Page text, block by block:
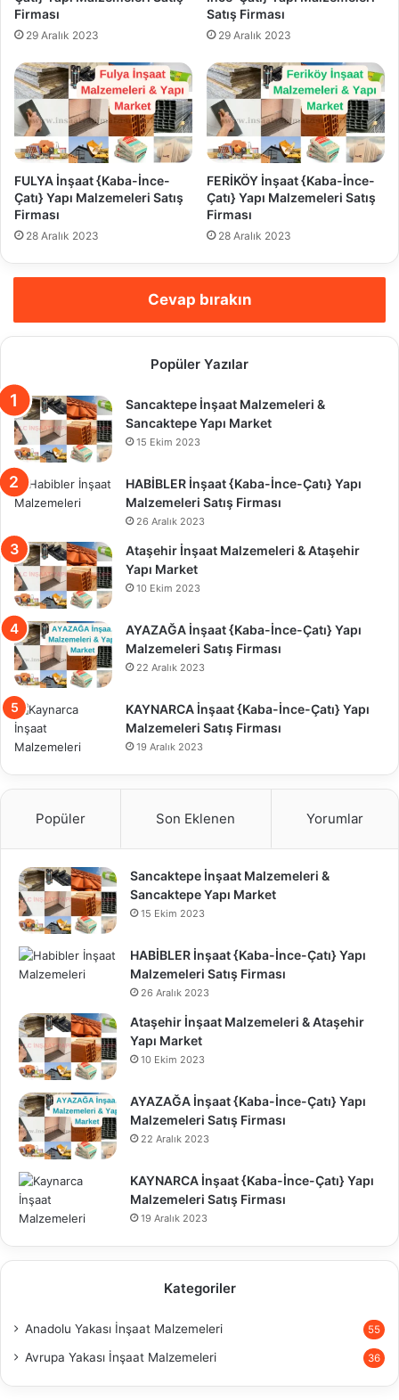
Firması
29 Aralık 2023
Satış Firması
29 Aralık 2023
FULYA İnşaat {Kaba-İnce-
Çatı} Yapı Malzemeleri Satış
Firması
28 Aralık 2023
FERİKÖY İnşaat {Kaba-İnce-
Çatı} Yapı Malzemeleri Satış
Firması
28 Aralık 2023
Cevap bırakın
Popüler Yazılar
Sancaktepe İnşaat Malzemeleri &
Sancaktepe Yapı Market
15 Ekim 2023
HABİBLER İnşaat {Kaba-İnce-Çatı} Yapı
Malzemeleri Satış Firması
26 Aralık 2023
Ataşehir İnşaat Malzemeleri & Ataşehir
Yapı Market
10 Ekim 2023
AYAZAĞA İnşaat {Kaba-İnce-Çatı} Yapı
Malzemeleri Satış Firması
22 Aralık 2023
KAYNARCA İnşaat {Kaba-İnce-Çatı} Yapı
Malzemeleri Satış Firması
19 Aralık 2023
Popüler Son Eklenen Yorumlar
Sancaktepe İnşaat Malzemeleri &
Sancaktepe Yapı Market
15 Ekim 2023
HABİBLER İnşaat {Kaba-İnce-Çatı} Yapı
Malzemeleri Satış Firması
26 Aralık 2023
Ataşehir İnşaat Malzemeleri & Ataşehir
Yapı Market
10 Ekim 2023
AYAZAĞA İnşaat {Kaba-İnce-Çatı} Yapı
Malzemeleri Satış Firması
22 Aralık 2023
KAYNARCA İnşaat {Kaba-İnce-Çatı} Yapı
Malzemeleri Satış Firması
19 Aralık 2023
Kategoriler
Anadolu Yakası İnşaat Malzemeleri 55
Avrupa Yakası İnşaat Malzemeleri 36